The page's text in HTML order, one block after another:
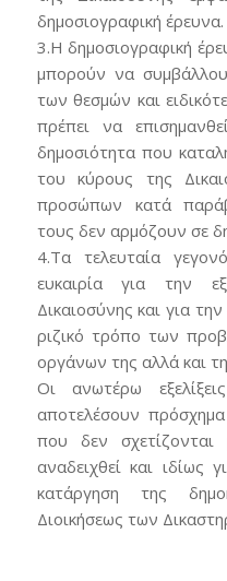
δημοσιογραφική έρευνα.
3.Η δημοσιογραφική
μπορούν να
των θεσμών και
πρέπει να
δημοσιότητα που
του κύρους της
προσώπων κατά
τους δεν αρμόζουν σε
4.Τα τελευταία
ευκαιρία για την
Δικαιοσύνης και για
ριζικό τρόπο των
οργάνων της αλλά και
Οι ανωτέρω
αποτελέσουν πρόσχημα
που δεν
αναδειχθεί και ιδίως
κατάργηση της
Διοικήσεως των